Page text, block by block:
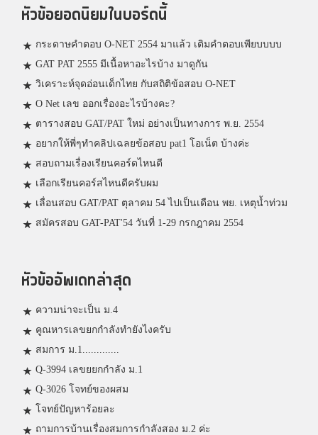
หัวข้อยอดนิยมในบอร์ดนี้
กระดาษคำตอบ O-NET 2554 มาแล้ว เติมคำตอบเพียบบบบ
GAT PAT 2555 มีเนื้อหาอะไรบ้าง มาดูกัน
วิเคราะห์จุดอ่อนเด็กไทย กับสถิติข้อสอบ O-NET
O Net เลข ออกเรื่องอะไรบ้างคะ?
ตารางสอบ GAT/PAT ใหม่ อย่างเป็นทางการ พ.ย. 2554
อยากให้พี่ๆทำคลิปเฉลยข้อสอบ pat1 โอเน็ต บ้างค่ะ
สอบถามเรื่องเรียนคอร์ดไหนดี
เลือกเรียนคอร์สไหนดีครับผม
เลื่อนสอบ GAT/PAT ตุลาคม 54 ไปเป็นเดือน พย. เหตุน้ำท่วม
สมัครสอบ GAT-PAT'54 วันที่ 1-29 กรกฎาคม 2554
หัวข้ออัพเดทล่าสุด
ความน่าจะเป็น ม.4
คูณหารเลขยกกำลังทำยังไงครับ
สมการ ม.1.............
Q-3994 เลขยยกกำลัง ม.1
Q-3026 โจทย์ของผสม
โจทย์ปัญหาร้อยละ
ถามการบ้านเรื่องสมการกำลังสอง ม.2 ค่ะ